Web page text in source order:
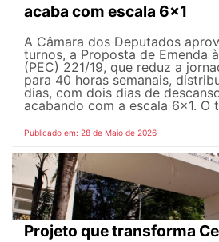
acaba com escala 6x1
A Câmara dos Deputados
turnos, a Proposta de Emenda
(PEC) 221/19, que reduz a
para 40 horas semanais,
dias, com dois dias de
acabando com a escala 6x1. O
Publicado em: 28 de Maio de 2026
Projeto que transforma